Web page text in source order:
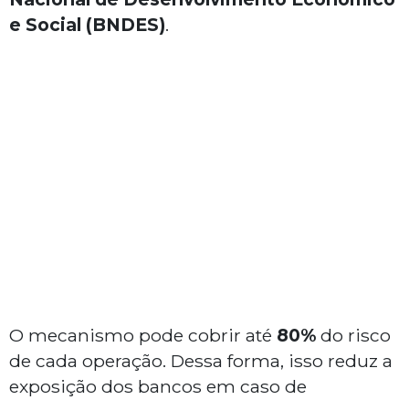
e Social (BNDES).
O mecanismo pode cobrir até 80% do risco
de cada operação. Dessa forma, isso reduz a
exposição dos bancos em caso de